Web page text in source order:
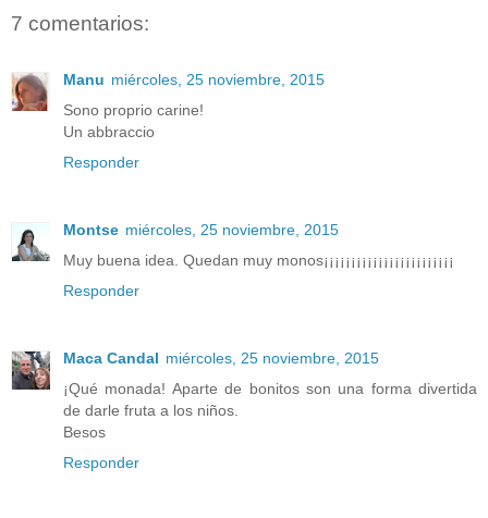
7 comentarios:
Manu miércoles, 25 noviembre, 2015
Sono proprio carine!
Un abbraccio
Responder
Montse miércoles, 25 noviembre, 2015
Muy buena idea. Quedan muy monos¡¡¡¡¡¡¡¡¡¡¡¡¡¡¡¡¡¡¡¡¡¡¡¡
Responder
Maca Candal miércoles, 25 noviembre, 2015
¡Qué monada! Aparte de bonitos son una forma divertida
de darle fruta a los niños.
Besos
Responder